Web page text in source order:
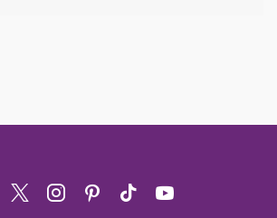
TwitterInstagram
Pinterest
Tik- Youtube